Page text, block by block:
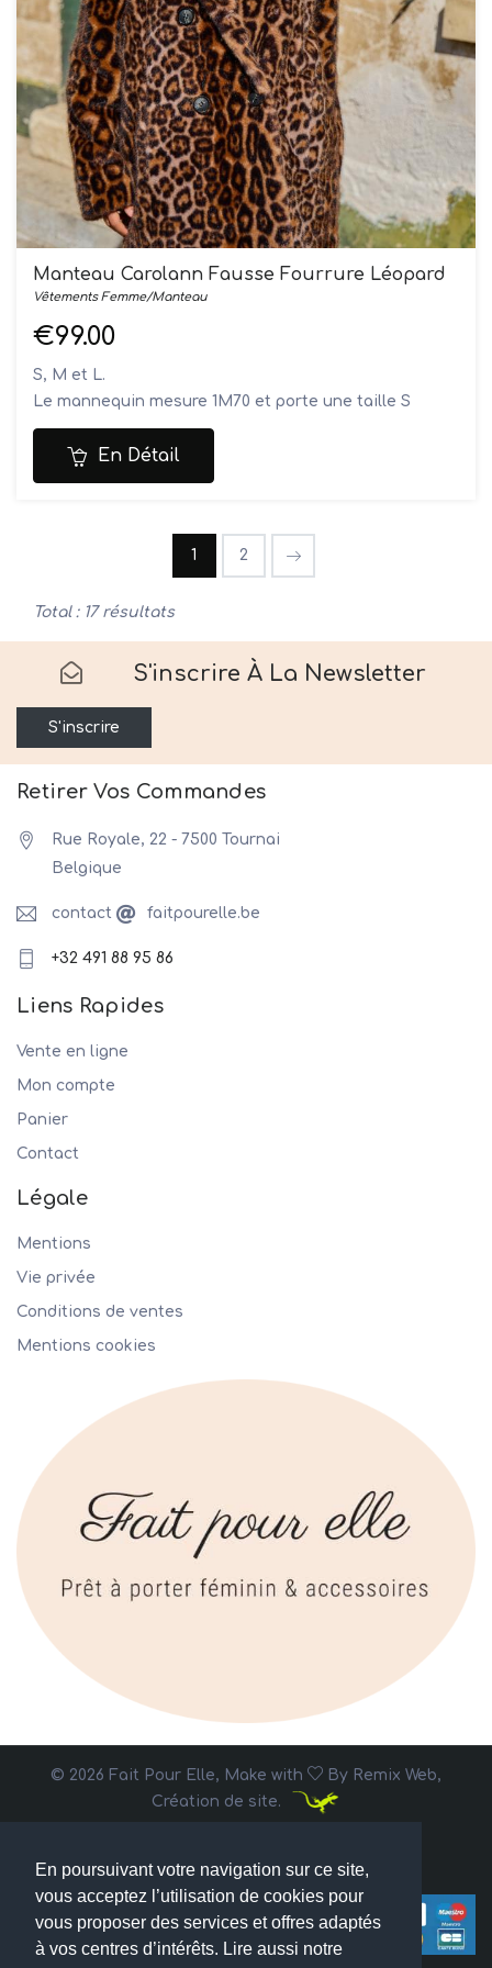
En poursuivant votre navigation sur ce site,
vous acceptez l’utilisation de cookies pour
vous proposer des services et offres adaptés
à vos centres d’intérêts. Lire aussi notre
Manteau Carolann Fausse Fourrure Léopard
Vêtements Femme/Manteau
€99.00
S, M et L.
Le mannequin mesure 1M70 et porte une taille S
Composition: 100% polyester
Lavage à la main
En Détail
1 2
Total : 17 résultats
S'inscrire À La Newsletter
S'inscrire
Retirer Vos Commandes
Rue Royale, 22 - 7500 Tournai
Belgique
contact faitpourelle.be
+32 491 88 95 86
Liens Rapides
Vente en ligne
Mon compte
Panier
Contact
Légale
Mentions
Vie privée
Conditions de ventes
Mentions cookies
© 2026 Fait Pour Elle, Make with By Remix Web,
Création de site.